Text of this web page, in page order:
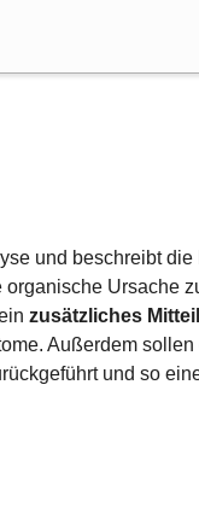
und beschreibt
Ursache
zusätzliches
Außerdem sollen
und so